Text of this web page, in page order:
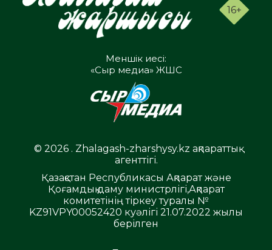
16+
Меншік иесі:
«Сыр медиа» ЖШС
© 2026 . Zhalagash-zharshysy.kz ақпараттық
агенттігі.
Қазақстан Республикасы Ақпарат және
Қоғамдық даму министрлігі,Ақпарат
комитетінің тіркеу туралы №
KZ91VPY00052420 куәлігі 21.07.2022 жылы
берілген